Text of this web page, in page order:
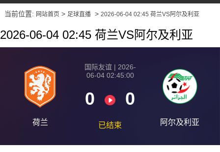
当前位置: 网站首页> 足球直播> 2026-06-04 02:45 荷兰VS阿尔及利亚
2026-06-04 02:45 荷兰VS阿尔及利亚
荷兰
国际友谊 | 2026-
06-04 02:45:00
0 0
已结束 阿尔及利亚